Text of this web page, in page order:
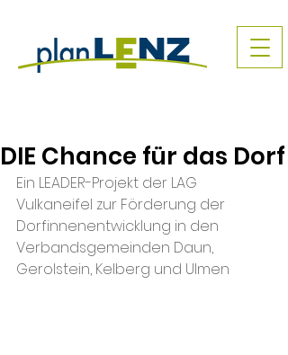
DIE Chance für das Dorf
Ein LEADER-Projekt der LAG
Vulkaneifel zur Förderung der
Dorfinnenentwicklung in den
Verbandsgemeinden Daun,
Gerolstein, Kelberg und Ulmen